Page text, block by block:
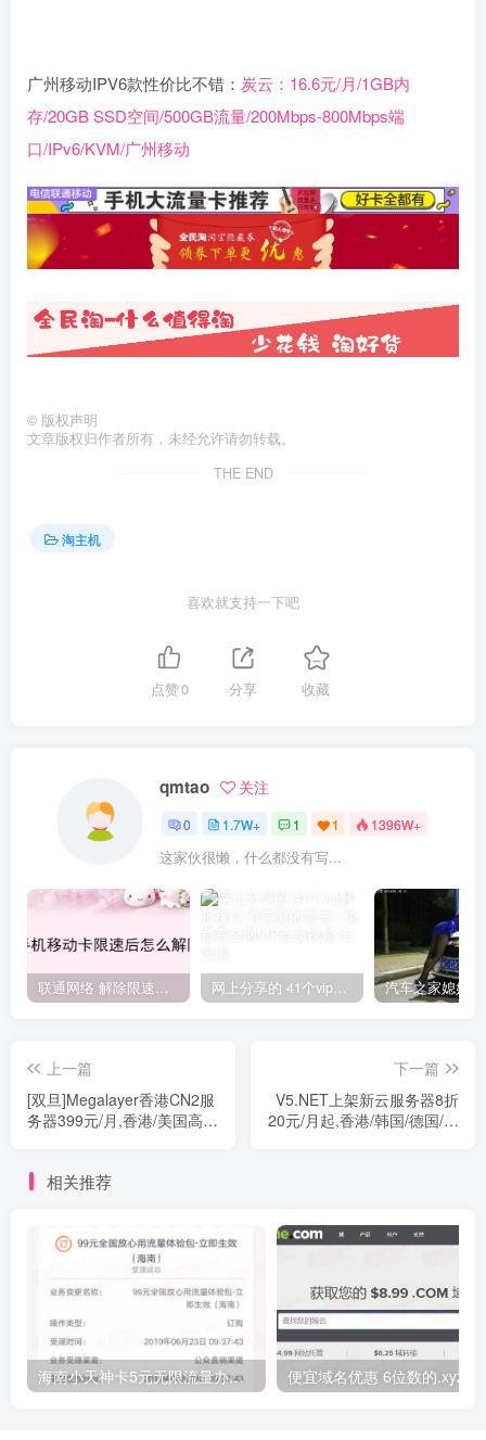
广州移动IPV6款性价比不错： 炭云：16.6元/月/1GB内
存/20GB SSD空间/500GB流量/200Mbps-800Mbps端
口/IPv6/KVM/广州移动
© 版权声明
文章版权归作者所有，未经允许请勿转载。
THE END
淘主机
喜欢就支持一下吧
点赞0 分享 收藏
qmtao 关注
0 1.7W+ 1 1 1396W+
这家伙很懒，什么都没有写...
联通网络 解除限速方法参考！畅享、畅玩、老白干等及其它地区自测了 网上分享的 41个vip解析接口 有需要的拿去~ 免费看全网VIP会员视频
上一篇
[双旦]Megalayer香港CN2服
务器399元/月,香港/美国高配
下一篇
V5.NET上架新云服务器8折
20元/月起,香港/韩国/德国/荷
相关推荐
海南小天神卡5元无限流量办理的方法，5元流量不限量自行车来了